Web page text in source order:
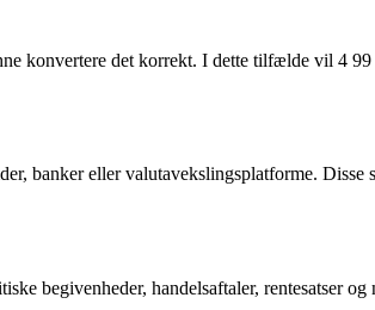
konvertere det korrekt. I dette tilfælde vil 4
banker eller valutavekslingsplatforme. Disse
begivenheder, handelsaftaler, rentesatser